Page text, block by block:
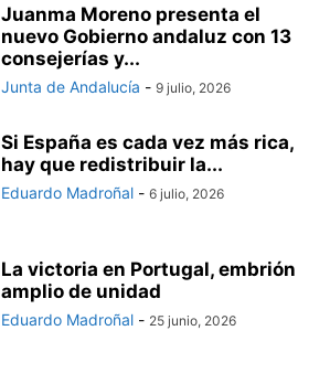
Juanma Moreno presenta el
nuevo Gobierno andaluz con 13
consejerías y...
Junta de Andalucía - 9 julio, 2026
Si España es cada vez más rica,
hay que redistribuir la...
Eduardo Madroñal - 6 julio, 2026
La victoria en Portugal, embrión
amplio de unidad
Eduardo Madroñal - 25 junio, 2026